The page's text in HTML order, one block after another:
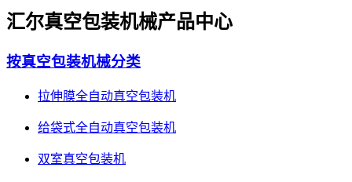
汇尔真空包装机械产品中心
按真空包装机械分类
拉伸膜全自动真空包装机
给袋式全自动真空包装机
双室真空包装机